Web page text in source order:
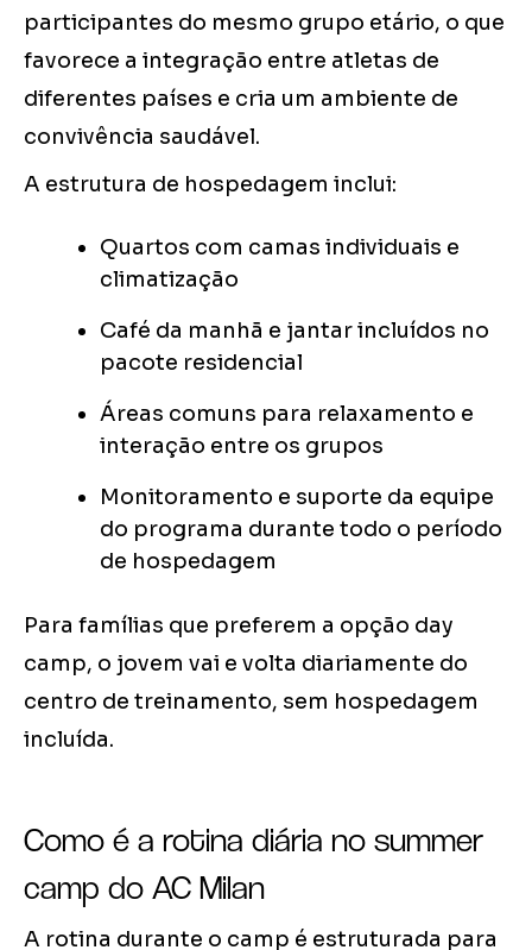
participantes do mesmo grupo etário, o que
favorece a integração entre atletas de
diferentes países e cria um ambiente de
convivência saudável.
A estrutura de hospedagem inclui:
Quartos com camas individuais e
climatização
Café da manhã e jantar incluídos no
pacote residencial
Áreas comuns para relaxamento e
interação entre os grupos
Monitoramento e suporte da equipe
do programa durante todo o período
de hospedagem
Para famílias que preferem a opção day
camp, o jovem vai e volta diariamente do
centro de treinamento, sem hospedagem
incluída.
Como é a rotina diária no summer
camp do AC Milan
A rotina durante o camp é estruturada para